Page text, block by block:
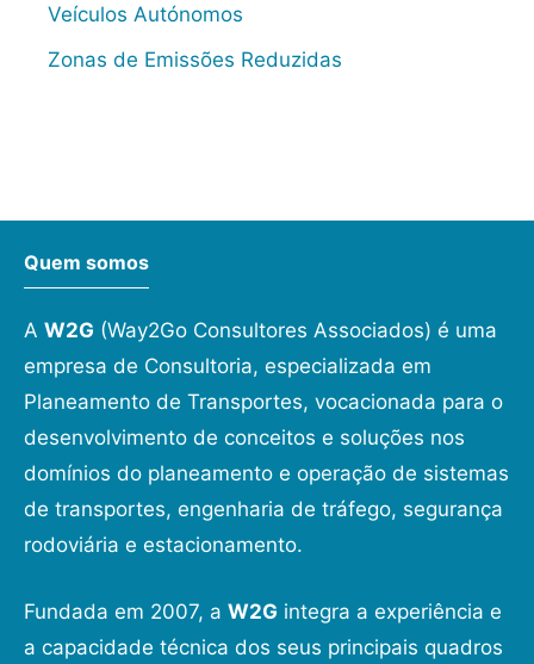
Veículos Autónomos
Zonas de Emissões Reduzidas
Quem somos
A W2G (Way2Go Consultores Associados) é uma
empresa de Consultoria, especializada em
Planeamento de Transportes, vocacionada para o
desenvolvimento de conceitos e soluções nos
domínios do planeamento e operação de sistemas
de transportes, engenharia de tráfego, segurança
rodoviária e estacionamento.
Fundada em 2007, a W2G integra a experiência e
a capacidade técnica dos seus principais quadros